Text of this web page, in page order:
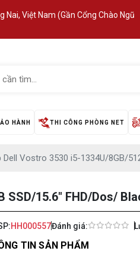
Nai, Việt Nam (Gần Cổng Chào Ngũ
HÀNH THI CÔNG PHÒNG NET
Dell Vostro 3530 i5-1334U/8GB/
SSD/15.6" FHD/Dos/
HH000557Đánh giá:
TIN SẢN PHẨM